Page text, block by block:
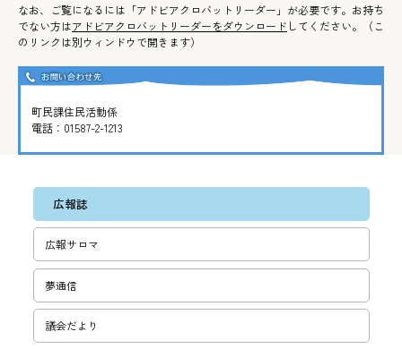
なお、ご覧になるには「アドビアクロバットリーダー」が必要です。お持ち
でない方はアドビアクロバットリーダーをダウンロード してください。（こ
のリンクは別ウィンドウで開きます）
町民課住民活動係
電話： 01587-2-1213
広報誌
広報サロマ
夢通信
議会だより